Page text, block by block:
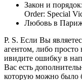
Закон и
Order: Special
Любовь в
P. S. Если Вы
агентом, либо просто
ивидите ошибку в
Вас есть
которую можно было